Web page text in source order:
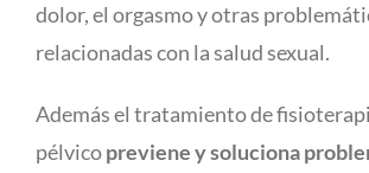
dolor, el orgasmo y otras
relacionadas con la salud sexual.
Además el tratamiento de
pélvicopreviene y soluciona